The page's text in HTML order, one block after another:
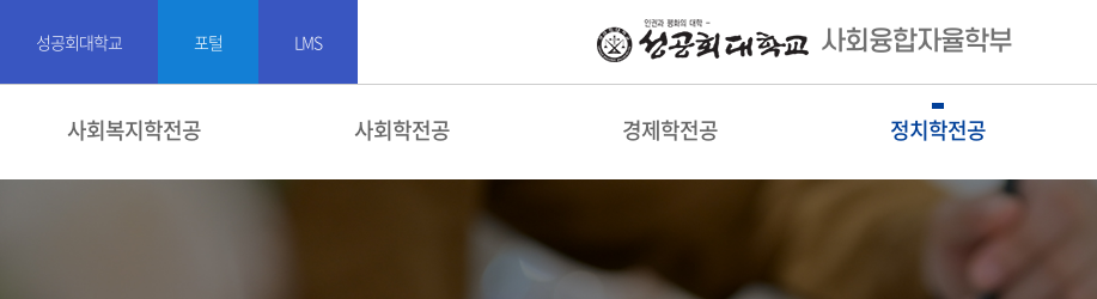
성공회대학교 포털 LMS 사회융합자율학부
사회복지학전공 사회학전공 경제학전공 정치학전공